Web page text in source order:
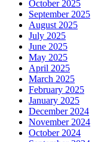
October 2025
September 2025
August 2025
July 2025
June 2025
May 2025
April 2025
March 2025
February 2025
January 2025
December 2024
November 2024
October 2024